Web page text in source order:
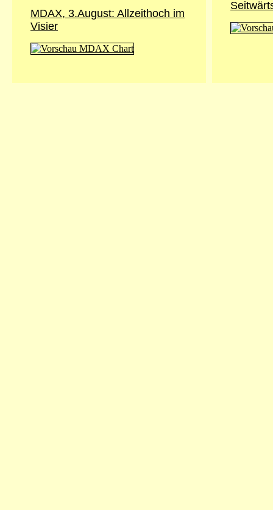
MDAX, 3.August: Allzeithoch im
Visier